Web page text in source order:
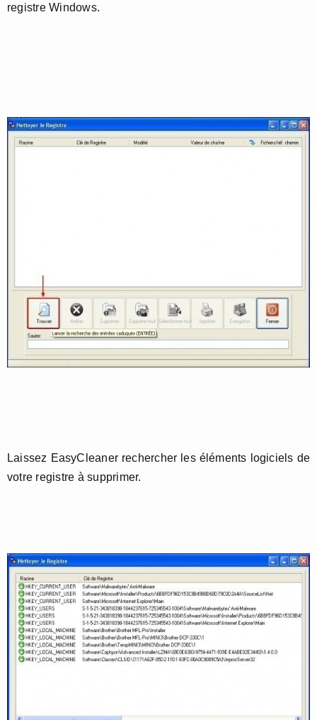
registre Windows.
Laissez EasyCleaner rechercher les éléments logiciels de
votre registre à supprimer.